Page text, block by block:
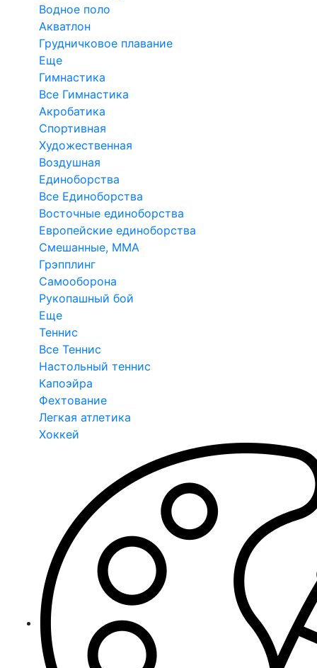
Водное поло
Акватлон
Грудничковое плавание
Еще
Гимнастика
Все Гимнастика
Акробатика
Спортивная
Художественная
Воздушная
Единоборства
Все Единоборства
Восточные единоборства
Европейские единоборства
Смешанные, ММА
Грэпплинг
Самооборона
Рукопашный бой
Еще
Теннис
Все Теннис
Настольный теннис
Капоэйра
Фехтование
Легкая атлетика
Хоккей